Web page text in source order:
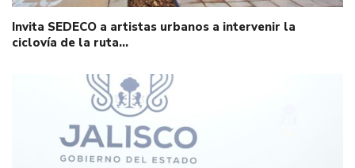
Invita SEDECO a artistas urbanos a intervenir la
ciclovía de la ruta…